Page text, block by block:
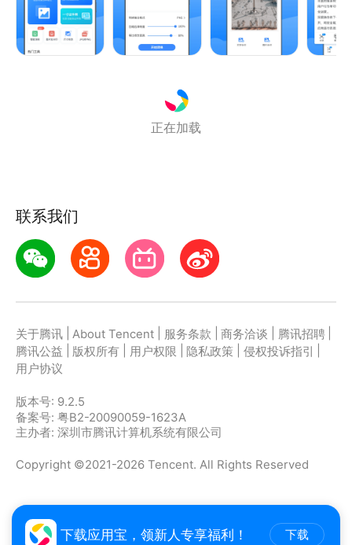
【文件查找】
图片查找、视频查找、音频查找、文档查找、压缩文件
查找，让你手机中藏于深处的各类文件，通通为您找
【图片压缩】
-将大体积的图片压缩，释放更多空间。
-图片尺寸大小裁剪修改，自由调整。
【图片去水印】
-去除图片上水印，干净无残留。
正在加载
联系我们
关于腾讯 About Tencent 服务条款 商务洽谈 腾讯招聘
腾讯公益
版权所有 用户权限 隐私政策 侵权投诉指引
用户协议
版本号: 9.2.5
备案号: 粤B2-20090059-1623A
主办者: 深圳市腾讯计算机系统有限公司
Copyright ©2021-2026 Tencent. All Rights Reserved
下载应用宝，领新人专享福利！ 下载